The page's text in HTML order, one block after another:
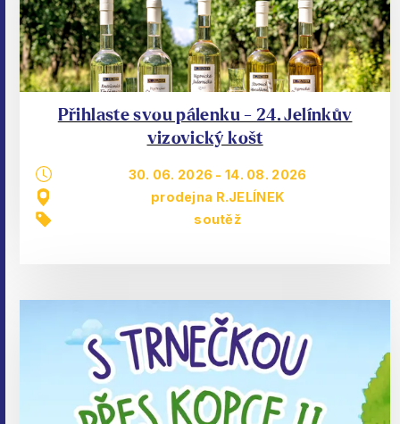
Přihlaste svou pálenku - 24. Jelínkův
vizovický košt
30. 06. 2026 -14. 08. 2026
prodejna R.JELÍNEK
soutěž